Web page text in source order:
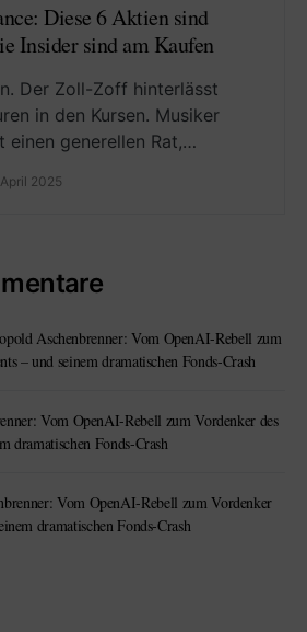
Diese 6 Aktien sind
Insider sind am Kaufen
Der Zoll-Zoff hinterlässt
in den Kursen. Musiker
einen generellen Rat,…
2025
Aschenbrenner: Vom OpenAI-Rebell zum
– und seinem dramatischen Fonds-Crash
Vom OpenAI-Rebell zum Vordenker des
dramatischen Fonds-Crash
Vom OpenAI-Rebell zum Vordenker
dramatischen Fonds-Crash